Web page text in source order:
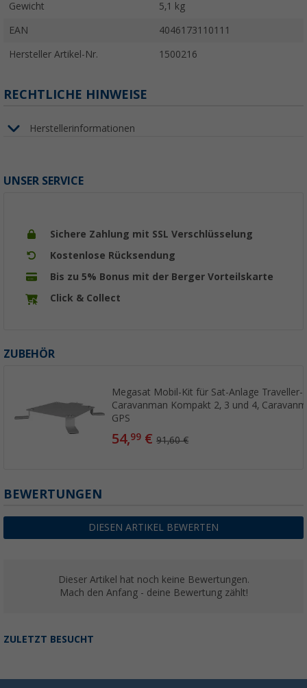
Gewicht 5,1 kg
EAN 4046173110111
Hersteller Artikel-Nr. 1500216
RECHTLICHE HINWEISE
Herstellerinformationen
UNSER SERVICE
Sichere Zahlung mit SSL Verschlüsselung
Kostenlose Rücksendung
Bis zu 5% Bonus mit der Berger Vorteilskarte
Click & Collect
ZUBEHÖR
Megasat Mobil-Kit für Sat-Anlage Traveller-
Caravanman Kompakt 2, 3 und 4,
GPS
54,99 €91,60 €
BEWERTUNGEN
DIESEN ARTIKEL BEWERTEN
Dieser Artikel hat noch keine Bewertungen.
Mach den Anfang - deine Bewertung zählt!
ZULETZT BESUCHT